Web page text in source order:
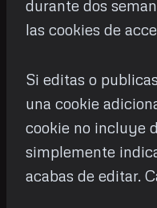
durante dos
las cookies de
Si editas o
una cookie
cookie no incluye
simplemente
acabas de editar.